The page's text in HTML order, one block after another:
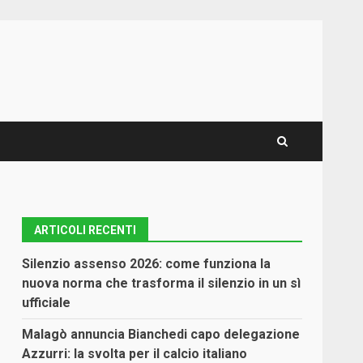
ARTICOLI RECENTI
Silenzio assenso 2026: come funziona la
nuova norma che trasforma il silenzio in un sì
ufficiale
Malagò annuncia Bianchedi capo delegazione
Azzurri: la svolta per il calcio italiano